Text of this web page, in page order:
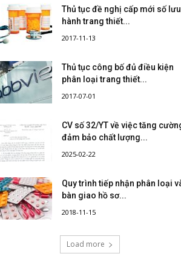
Thủ tục đề nghị cấp mới số lưu
hành trang thiết...
2017-11-13
Thủ tục công bố đủ điều kiện
phân loại trang thiết...
2017-07-01
CV số 32/YT về việc tăng
đảm bảo chất lượng...
2025-02-22
Quy trình tiếp nhận phân loại
bàn giao hồ sơ...
2018-11-15
Load more